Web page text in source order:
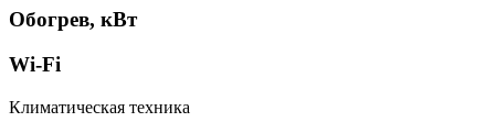
Обогрев, кВт
Wi-Fi
Климатическая техника